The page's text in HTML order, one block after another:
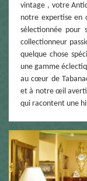
vintage , votre
notre expertise en
sélectionnée pour
collectionneur
quelque chose
une gamme
au cœur de
et à notre œil averti
qui racontent une